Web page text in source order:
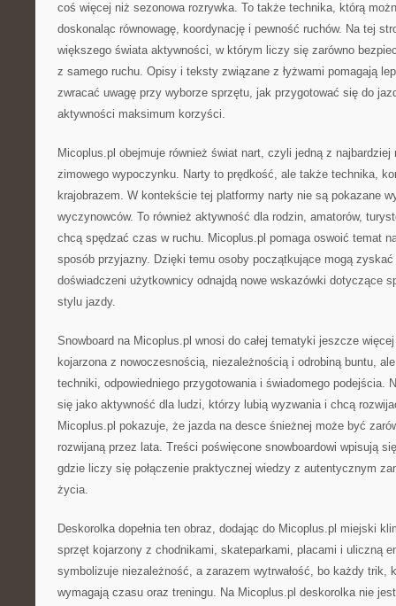
coś więcej niż sezonowa rozrywka. To także technika, którą
doskonaląc równowagę, koordynację i pewność ruchów. Na tej
większego świata aktywności, w którym liczy się zarówno
z samego ruchu. Opisy i teksty związane z łyżwami pomagają
zwracać uwagę przy wyborze sprzętu, jak przygotować się do
aktywności maksimum korzyści.
Micoplus.pl obejmuje również świat nart, czyli jedną z najbardziej
zimowego wypoczynku. Narty to prędkość, ale także technika,
krajobrazem. W kontekście tej platformy narty nie są pokazane
wyczynowców. To również aktywność dla rodzin, amatorów,
chcą spędzać czas w ruchu. Micoplus.pl pomaga oswoić temat
sposób przyjazny. Dzięki temu osoby początkujące mogą
doświadczeni użytkownicy odnajdą nowe wskazówki dotyczące
stylu jazdy.
Snowboard na Micoplus.pl wnosi do całej tematyki jeszcze
kojarzona z nowoczesnością, niezależnością i odrobiną buntu,
techniki, odpowiedniego przygotowania i świadomego podejścia.
się jako aktywność dla ludzi, którzy lubią wyzwania i chcą
Micoplus.pl pokazuje, że jazda na desce śnieżnej może być
rozwijaną przez lata. Treści poświęcone snowboardowi wpisują
gdzie liczy się połączenie praktycznej wiedzy z autentycznym
życia.
Deskorolka dopełnia ten obraz, dodając do Micoplus.pl miejski
sprzęt kojarzony z chodnikami, skateparkami, placami i uliczną
symbolizuje niezależność, a zarazem wytrwałość, bo każdy trik,
wymagają czasu oraz treningu. Na Micoplus.pl deskorolka nie